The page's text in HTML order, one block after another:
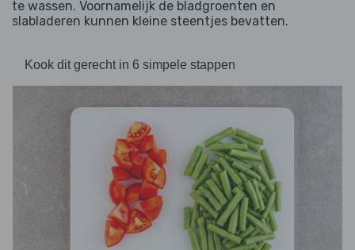
te wassen. Voornamelijk de bladgroenten en
slabladeren kunnen kleine steentjes bevatten.
Kook dit gerecht in 6 simpele stappen